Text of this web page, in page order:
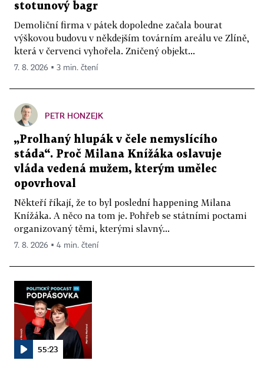
stotunový bagr
Demoliční firma v pátek dopoledne začala bourat
výškovou budovu v někdejším továrním areálu ve Zlíně,
která v červenci vyhořela. Zničený objekt...
7. 8. 2026 ▪ 3 min. čtení
PETR HONZEJK
„Prolhaný hlupák v čele nemyslícího
stáda“. Proč Milana Knížáka oslavuje
vláda vedená mužem, kterým umělec
opovrhoval
Někteří říkají, že to byl poslední happening Milana
Knížáka. A něco na tom je. Pohřeb se státními poctami
organizovaný těmi, kterými slavný...
7. 8. 2026 ▪ 4 min. čtení
55:23